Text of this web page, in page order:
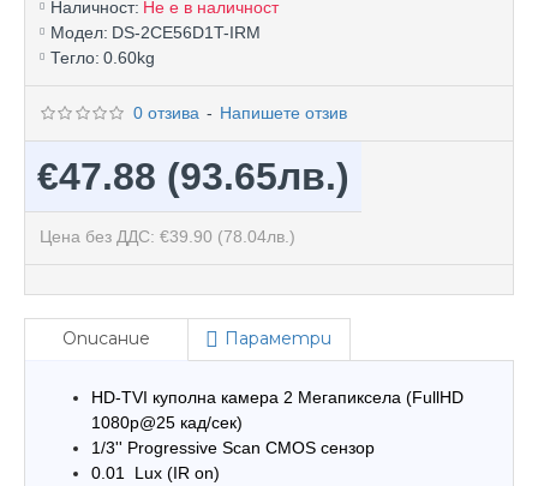
Наличност: Не е в наличност
Модел: DS-2CE56D1T-IRM
Тегло: 0.60kg
0 отзива - Напишете отзив
€47.88 (93.65лв.)
Цена без ДДС: €39.90 (78.04лв.)
Описание Параметри
HD-TVI куполна камера 2 Мегапиксела (FullHD
1080p@25 кад/сек)
1/3'' Progressive Scan CMOS сензор
0.01 Lux (IR on)